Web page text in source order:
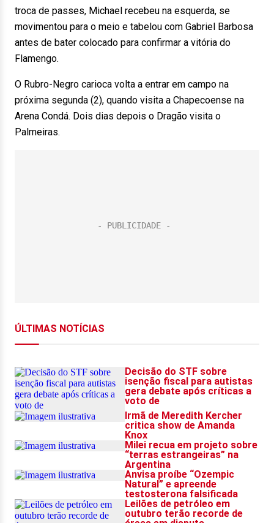
troca de passes, Michael recebeu na esquerda, se
movimentou para o meio e tabelou com Gabriel Barbosa
antes de bater colocado para confirmar a vitória do
Flamengo.
O Rubro-Negro carioca volta a entrar em campo na
próxima segunda (2), quando visita a Chapecoense na
Arena Condá. Dois dias depois o Dragão visita o
Palmeiras.